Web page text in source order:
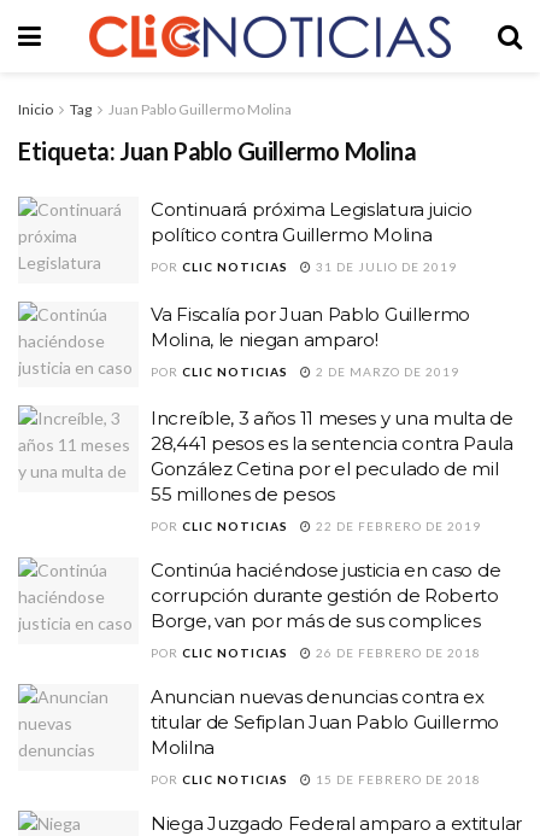
Inicio Tag Juan Pablo Guillermo Molina
Etiqueta: Juan Pablo Guillermo Molina
Continuará próxima Legislatura juicio
político contra Guillermo Molina
POR CLIC NOTICIAS 31 DE JULIO DE 2019
Va Fiscalía por Juan Pablo Guillermo
Molina, le niegan amparo!
POR CLIC NOTICIAS 2 DE MARZO DE 2019
Increíble, 3 años 11 meses y una multa de
28,441 pesos es la sentencia contra Paula
González Cetina por el peculado de mil
55 millones de pesos
POR CLIC NOTICIAS 22 DE FEBRERO DE 2019
Continúa haciéndose justicia en caso de
corrupción durante gestión de Roberto
Borge, van por más de sus complices
POR CLIC NOTICIAS 26 DE FEBRERO DE 2018
Anuncian nuevas denuncias contra ex
titular de Sefiplan Juan Pablo Guillermo
Molilna
POR CLIC NOTICIAS 15 DE FEBRERO DE 2018
Niega Juzgado Federal amparo a extitular